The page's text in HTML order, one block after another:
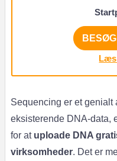
Læs
Sequencing er et genialt
eksisterende DNA-data,
for at uploade DNA
virksomheder. Det er